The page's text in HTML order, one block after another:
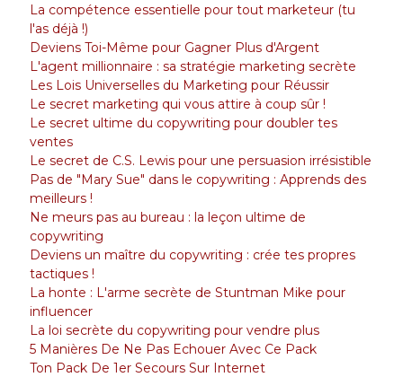
La compétence essentielle pour tout marketeur (tu
l'as déjà !)
Deviens Toi-Même pour Gagner Plus d'Argent
L'agent millionnaire : sa stratégie marketing secrète
Les Lois Universelles du Marketing pour Réussir
Le secret marketing qui vous attire à coup sûr !
Le secret ultime du copywriting pour doubler tes
ventes
Le secret de C.S. Lewis pour une persuasion irrésistible
Pas de "Mary Sue" dans le copywriting : Apprends des
meilleurs !
Ne meurs pas au bureau : la leçon ultime de
copywriting
Deviens un maître du copywriting : crée tes propres
tactiques !
La honte : L'arme secrète de Stuntman Mike pour
influencer
La loi secrète du copywriting pour vendre plus
5 Manières De Ne Pas Echouer Avec Ce Pack
Ton Pack De 1er Secours Sur Internet